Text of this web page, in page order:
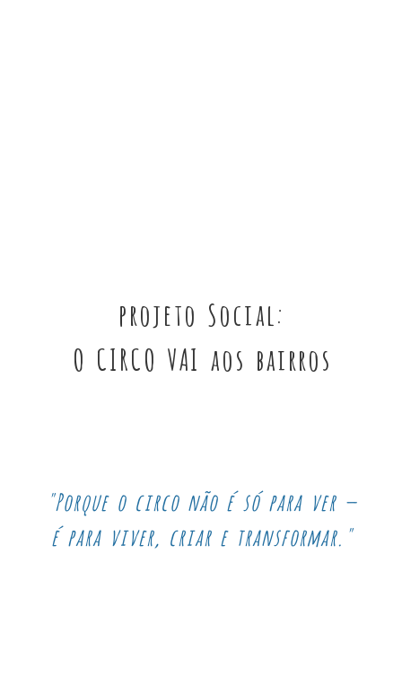
projeto Social:
O CIRCO VAI aos bairros
"Porque o circo não é só para ver —
é para viver, criar e transformar."